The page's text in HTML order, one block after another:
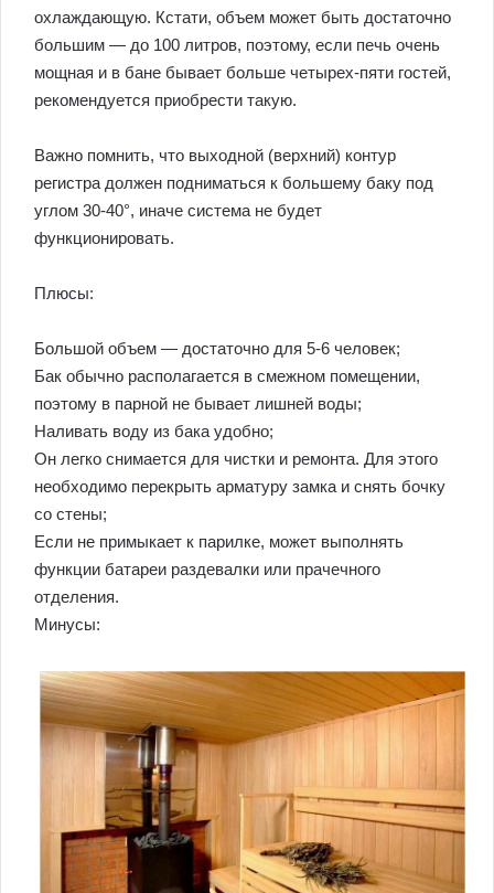
охлаждающую. Кстати, объем может быть достаточно
большим — до 100 литров, поэтому, если печь очень
мощная и в бане бывает больше четырех-пяти гостей,
рекомендуется приобрести такую.
Важно помнить, что выходной (верхний) контур
регистра должен подниматься к большему баку под
углом 30-40°, иначе система не будет
функционировать.
Плюсы:
Большой объем — достаточно для 5-6 человек;
Бак обычно располагается в смежном помещении,
поэтому в парной не бывает лишней воды;
Наливать воду из бака удобно;
Он легко снимается для чистки и ремонта. Для этого
необходимо перекрыть арматуру замка и снять бочку
со стены;
Если не примыкает к парилке, может выполнять
функции батареи раздевалки или прачечного
отделения.
Минусы: